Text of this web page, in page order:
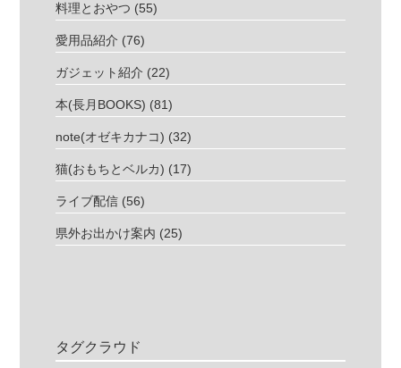
料理とおやつ (55)
愛用品紹介 (76)
ガジェット紹介 (22)
本(長月BOOKS) (81)
note(オゼキカナコ) (32)
猫(おもちとベルカ) (17)
ライブ配信 (56)
県外お出かけ案内 (25)
タグクラウド